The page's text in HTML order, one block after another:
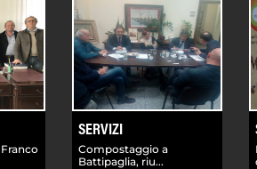
SERVIZI
Compostaggio a
Battipaglia, riu...